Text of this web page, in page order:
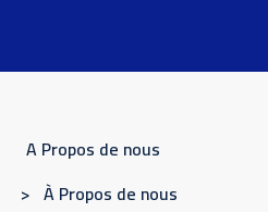
A Propos de nous
> À Propos de nous